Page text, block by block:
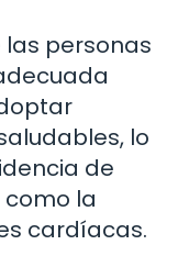
personas
lo
de
la
cardíacas.